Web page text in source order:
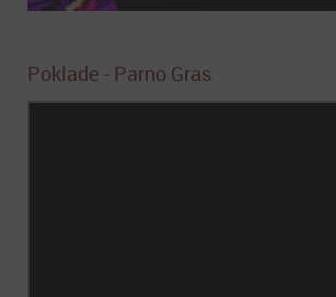
Poklade - Parno Gras